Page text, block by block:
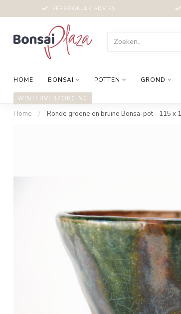
PERSOONLIJK ADVIES
HOME BONSAI POTTEN GROND
WINTERVERZORGING
Home / Ronde groene en bruine Bonsa-pot - 115 x